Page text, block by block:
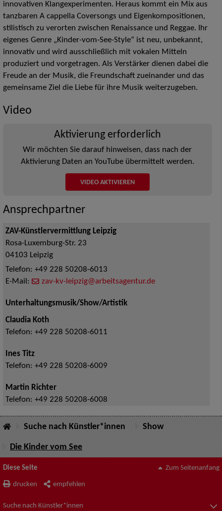
innovativen Klangexperimenten. Heraus kommt ein Mix aus
tanzbaren A cappella Coversongs und Eigenkompositionen,
stilistisch zu verorten zwischen Renaissance und Reggae. Ihr
eigenes Genre „Kinder-vom-See-Style“ ist neu, unbekannt,
innovativ und wird ausschließlich mit vokalen Mitteln
produziert und vorgetragen. Als Verstärker dienen dabei die
Freude an der Musik, die Freundschaft zueinander und das
gemeinsame Ziel die Liebe für ihre Musik weiterzugeben.
Video
Aktivierung erforderlich
Wir möchten Sie darauf hinweisen, dass nach der
Aktivierung Daten an YouTube übermittelt werden.
VIDEO AKTIVIEREN
Ansprechpartner
ZAV-Künstlervermittlung Leipzig
Rosa-Luxemburg-Str. 23
04103 Leipzig
Telefon: +49 228 50208-6013
E-Mail:
zav-kv-leipzig@arbeitsagentur.de
Unterhaltungsmusik/Show/Artistik
Claudia Koth
Telefon: +49 228 50208-6011
Ines Titz
Telefon: +49 228 50208-6009
Martin Richter
Telefon: +49 228 50208-6008
Suche nach Künstler*innen Show
Die Kinder vom See
Diese Seite
drucken empfehlen
Zum Seitenanfang
Suche nach Künstler*innen